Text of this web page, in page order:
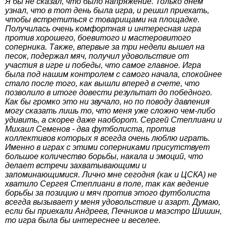
узнал, что в тот день была игра, и решил приехать,
чтобы встретиться с товарищами на площадке.
Получилась очень комфортная и интересная игра
против хорошего, боевитого и мастеровитого
соперника. Также, впервые за три недели вышел на
песок, подержал мяч, получил удовольствие от
участия в игре и победы, что самое главное. Игра
была под нашим контролем с самого начала, спокойнее
стало после того, как вышли вперед в счете, что
позволило в итоге довести результат до победного.
Как бы громко это ни звучало, но по поводу давления
могу сказать лишь то, что меня уже сложно чем-либо
удивить, а скорее даже наоборот. Сергей Степлиани и
Михаил Семенов - два футболиста, против
коллективов которых я всегда очень люблю играть.
Именно в играх с этими соперниками присутствует
большое количество борьбы, накала и эмоций, что
делает встречи захватывающими и
запоминающимися. Лично мне сегодня (как и ЦСКА) не
хватило Сергея Степлиани в поле, так как ведение
борьбы за позицию и мяч против этого футболиста
всегда вызывает у меня удовольствие и азарт. Думаю,
если бы приехали Андреев, Печников и маэстро Шишин,
то игра была бы интереснее и веселее.